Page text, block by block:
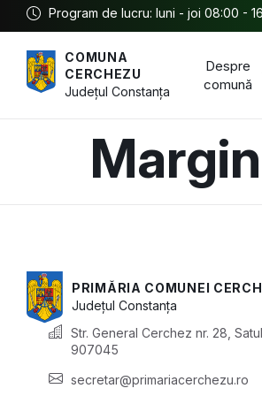
Program de lucru: luni - joi 08:00 -
COMUNA
CERCHEZU
JudețulConstanța
Despre
comună
PRIMĂRIA COMUNEI
JudețulConstanța
Str. General Cerchez nr. 28,
907045
secretar@primariacerchezu.ro